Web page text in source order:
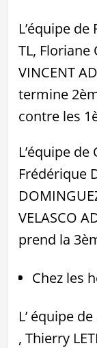
L’équipe de
TL, Floriane
VINCENT
termine
contre les
L’équipe
Frédérique
VELASCO
prend la
Chez les
L’ équipe
, Thierry